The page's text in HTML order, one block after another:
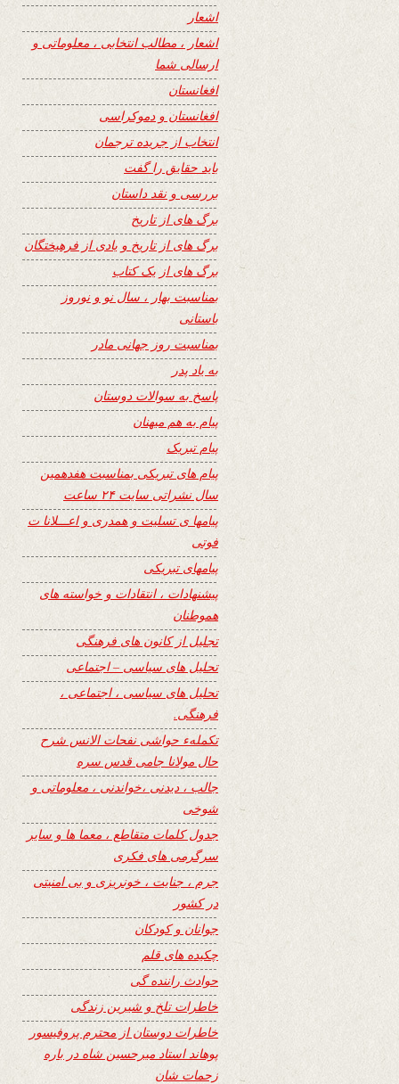
اشعار
اشعار ، مطالب انتخابی ، معلوماتی و
ارسالی شما
افغانستان
افغانستان و دموکراسی
انتخاب از جریده ترجمان
باید حقایق را گفت
بررسی و نقد داستان
برگ های از تاریخ
برگ های از تاریخ و یادی از فرهیختگان
برگ های از یک کتاب
بمناسبت بهار ، سال نو و نوروز
باستانی
بمناسبت روز جهانی مادر
به یاد پدر
پاسخ به سوالات دوستان
پیام به هم میهنان
پیام تبریک
پیام های تبریکی بمناسبت هفدهمین
سال نشراتی سایت ۲۴ ساعت
پیامها ی تسلیت و همدری و اعـــلانا ت
فوتی
پیامهای تبریکی
پیشنهادات ، انتقادات و خواسته های
هموطنان
تجلیل از کانون های فرهنگی
تحلیل های سیاسی – اجتماعی
تحلیل های سیاسی ، اجتماعی ،
فرهنگی.
تکملهء حواشی نفحات الانس شرح
حال مولانا جامی قدس سره
جالب ، دیدنی ،خواندنی ، معلوماتی و
شوخی
جدول کلمات متقاطع ، معما ها و سایر
سرگرمی های فکری
جرم ، جنایت ، خونریزی و بی امنیتی
در کشور
جوانان و کودکان
چکیده های قلم
حوادث راننده گی
خاطرات تلخ و شیرین زندگی
خاطرات دوستان از محترم پروفیسور
پوهاند استاد میرحسین شاه در باره
زحمات شان